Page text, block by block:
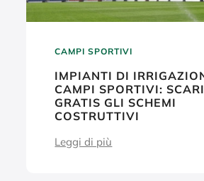
CAMPI SPORTIVI
IMPIANTI DI
CAMPI SPORTIVI:
GRATIS GLI SCHEMI
COSTRUTTIVI
Leggi di più